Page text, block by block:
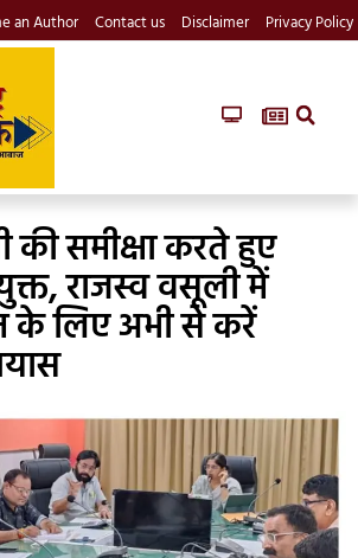
an Author Contact us Disclaimer Privacy Policy
की समीक्षा करते हुए
राजस्व वसूली में
के लिए अभी से करें